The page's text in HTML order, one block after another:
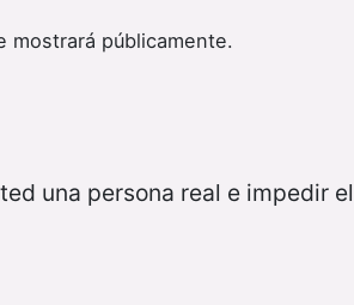
mostrará públicamente.
una persona real e impedir